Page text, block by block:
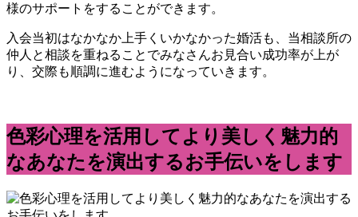
様のサポートをすることができます。
入会当初はなかなか上手くいかなかった婚活も、当相談所の
仲人と相談を重ねることでみなさんお見合い成功率が上が
り、交際も順調に進むようになっていきます。
色彩心理を活用してより美しく魅力的
なあなたを演出するお手伝いをします